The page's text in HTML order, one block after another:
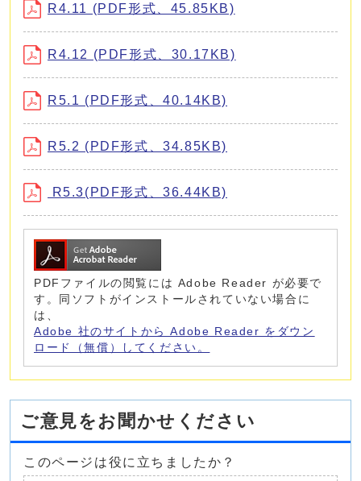
R4.11 (PDF形式、45.85KB)
R4.12 (PDF形式、30.17KB)
R5.1 (PDF形式、40.14KB)
R5.2 (PDF形式、34.85KB)
R5.3(PDF形式、36.44KB)
PDFファイルの閲覧には Adobe Reader が必要で
す。同ソフトがインストールされていない場合に
は、
Adobe 社のサイトから Adobe Reader をダウン
ロード（無償）してください。
ご意見をお聞かせください
このページは役に立ちましたか？